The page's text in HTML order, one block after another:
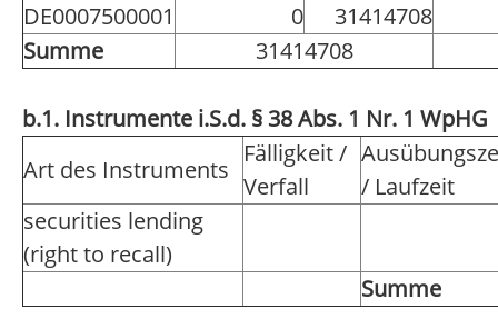
DE0007500001
0
31414708
Summe
31414708
b.1. Instrumente i.S.d. § 38 Abs. 1 Nr. 1 WpHG
Art des Instruments
Fälligkeit /
Verfall
/ Laufzeit
securities lending
(right to recall)
Summe